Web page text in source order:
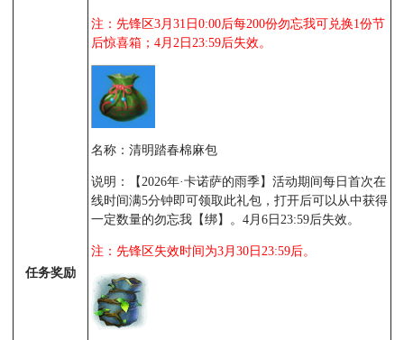
任务奖励
注：先锋区3月31日0:00后每200份勿忘我可兑换1份节
后惊喜箱；4月2日23:59后失效。
名称：清明踏春棉麻包
说明：【2026年·卡诺萨的雨季】活动期间每日首次在
线时间满5分钟即可领取此礼包，打开后可以从中获得
一定数量的勿忘我【绑】。4月6日23:59后失效。
注：先锋区失效时间为3月30日23:59后。